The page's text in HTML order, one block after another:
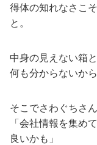
得体の知れなさこ
と。
中身の見えない箱
何も分からないか
そこでさわぐちさ
「会社情報を集め
良いかも」